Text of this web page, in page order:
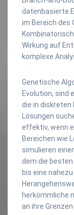
datenbasierte
im Bereich des
Wirkung auf
komplexe
Genetische
Evolution, sind
die in diskreten
Lösungen
effektiv, wenn
Bereichen wie
simulieren
dem die
bis eine
herkömmliche
an ihre